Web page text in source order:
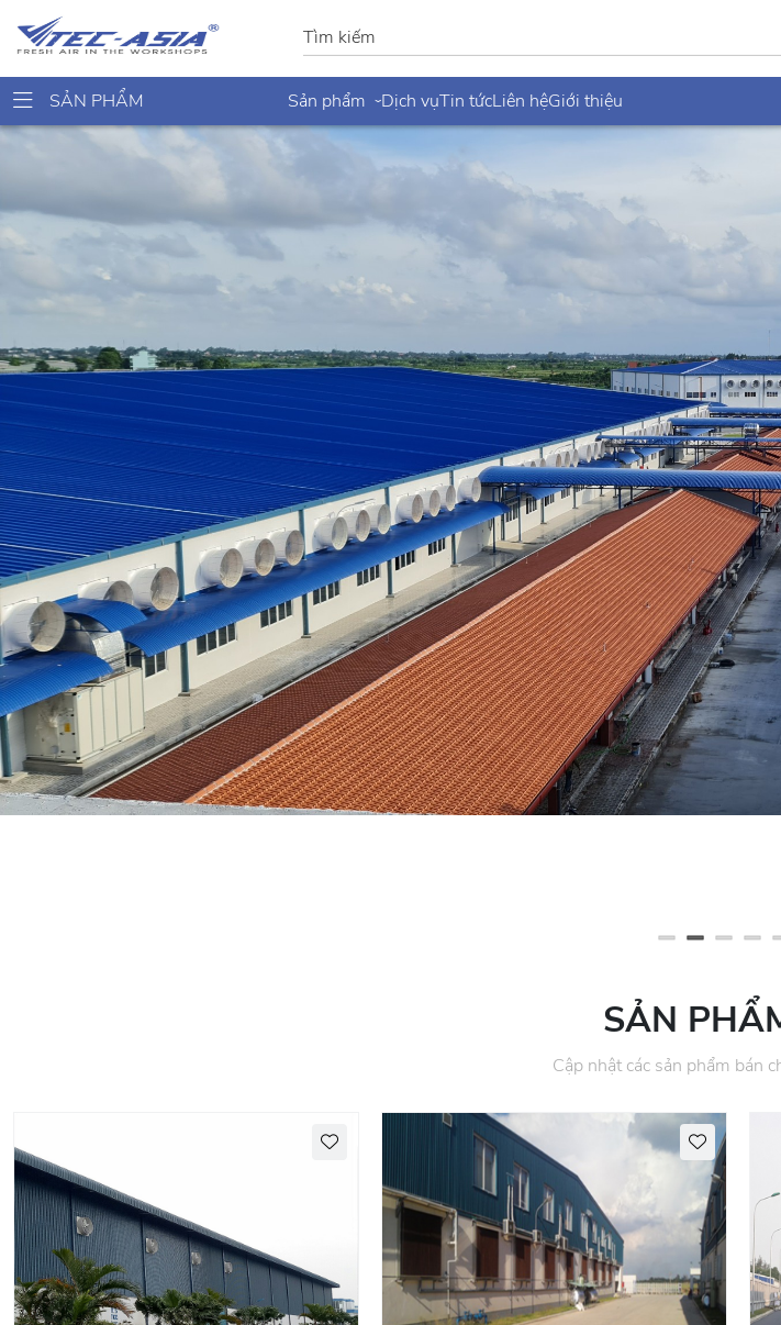
SẢN PHẨM Sản phẩm ›Dịch vụTin tứcLiên hệGiới thiệu
SẢN
Cập nhật các sản phẩm bán